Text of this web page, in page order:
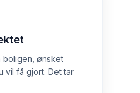
boligen, ønsket
vil få gjort. Det tar